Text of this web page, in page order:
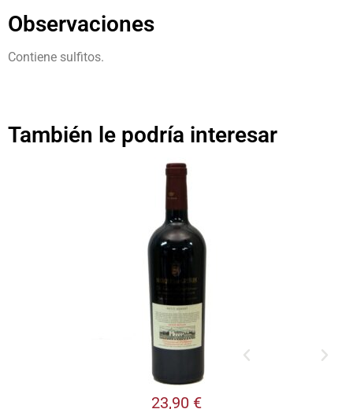
Observaciones
Contiene sulfitos.
También le podría interesar
23,90 €